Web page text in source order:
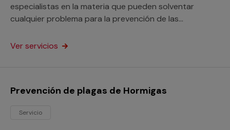
especialistas en la materia que pueden solventar
cualquier problema para la prevención de las
Ver servicios
Prevención de plagas de Hormigas
Servicio